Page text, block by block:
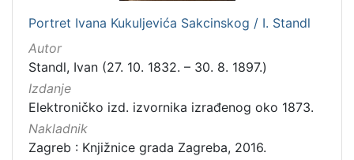
Portret Ivana Kukuljevića Sakcinskog / I. Standl
Autor
Standl, Ivan (27. 10. 1832. – 30. 8. 1897.)
Izdanje
Elektroničko izd. izvornika izrađenog oko 1873.
Nakladnik
Zagreb : Knjižnice grada Zagreba, 2016.